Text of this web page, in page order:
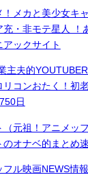
！メカと美少女キ
充・非モテ星人 ！
ックサイト
主夫的
リコンおたく！初
日
（元祖！アニメッ
のオナベ的まとめ
フル映画NEWS情